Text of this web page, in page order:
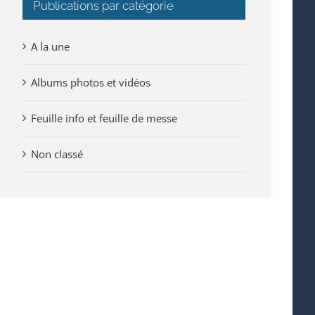
Publications par catégorie
A la une
Albums photos et vidéos
Feuille info et feuille de messe
Non classé